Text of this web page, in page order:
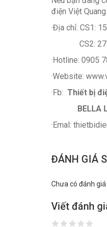
điện Việt
·Địa chỉ: CS1:
CS2: 27
·Hotline: 0905
·Website:
·Fb: Thiết bị
BELLA
·Emal:
ĐÁNH GIÁ
Chưa có đánh
Viết đánh